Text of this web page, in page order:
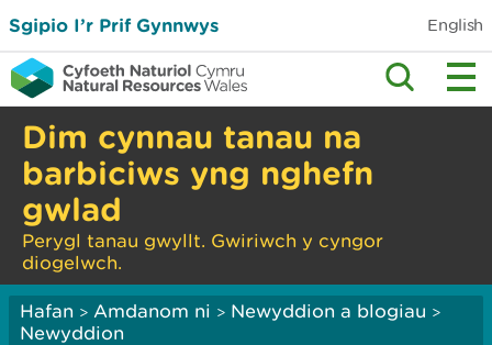
Sgipio I’r Prif Gynnwys English
Dim cynnau tanau na
barbiciws yng nghefn
gwlad
Perygl tanau gwyllt. Gwiriwch y cyngor
diogelwch.
Hafan > Amdanom ni > Newyddion a blogiau >
Newyddion